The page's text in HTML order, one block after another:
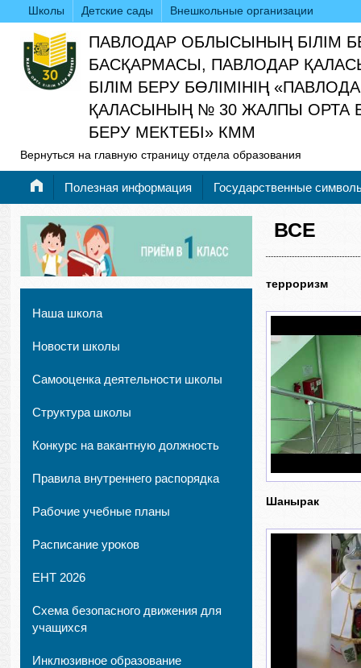
Школы Детские сады Внешкольные организации
ПАВЛОДАР ОБЛЫСЫНЫҢ БІЛІМ
БАСҚАРМАСЫ, ПАВЛОДАР
БІЛІМ БЕРУ БӨЛІМІНІҢ
ҚАЛАСЫНЫҢ № 30 ЖАЛПЫ ОРТА
БЕРУ МЕКТЕБІ» КММ
Вернуться на главную страницу отдела образования
Полезная информация Государственные
Наша школа
Новости школы
Самооценка деятельности школы
Структура школы
Конкурс на вакантную должность
Правила внутреннего распорядка
Рабочие учебные планы
Расписание уроков
ЕНТ 2026
Схема безопасного движения для
учащихся
Инклюзивное образование
ВСЕ
терроризм
Шанырак